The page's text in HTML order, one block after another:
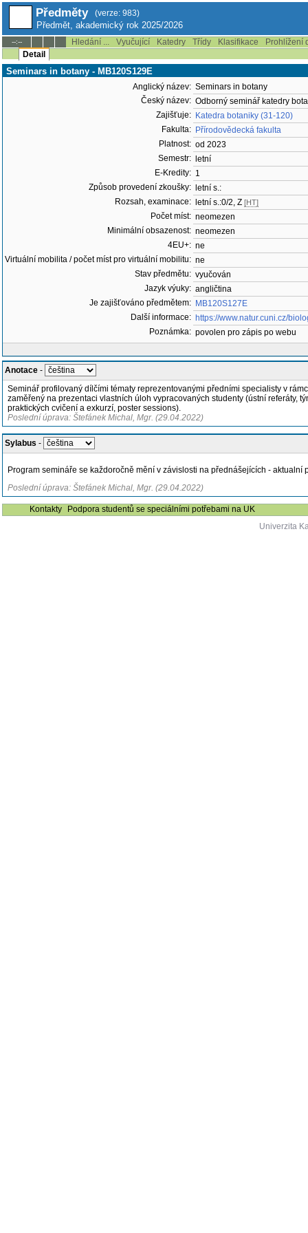
Předměty (verze: 983)
Předmět, akademický rok 2025/2026
--:-- Hledání ... Vyučující Katedry Třídy Klasifikace
Prohlížení
Detail
Seminars in botany - MB120S129E
Anglický název: Seminars in botany
Český název: Odborný seminář katedry
Zajišťuje: Katedra botaniky (31-120)
Fakulta: Přírodovědecká fakulta
Platnost: od 2023
Semestr:
letní
E-Kredity: 1
Způsob provedení zkoušky:
letní s.:
Rozsah, examinace:
letní s.:0/2, Z [HT]
Počet míst: neomezen
Minimální obsazenost: neomezen
4EU+: ne
Virtuální mobilita / počet míst pro virtuální mobilitu: ne
Stav předmětu: vyučován
Jazyk výuky: angličtina
Je zajišťováno předmětem: MB120S127E
Další informace: https://www.natur.cuni.cz/
Poznámka: povolen pro zápis po webu
Anotace -
Seminář profilovaný dílčími tématy reprezentovanými předními specialisty v
zaměřený na prezentaci vlastních úloh vypracovaných studenty (ústní referáty,
praktických cvičení a exkurzí, poster sessions).
Poslední úprava: Štefánek Michal, Mgr. (29.04.2022)
Sylabus -
Program semináře se každoročně mění v závislosti na přednášejících -
Poslední úprava: Štefánek Michal, Mgr. (29.04.2022)
Kontakty
Podpora studentů se speciálními potřebami na UK
Univerzita